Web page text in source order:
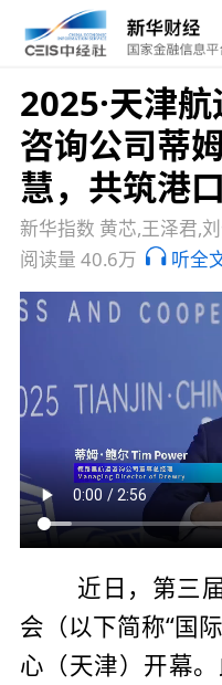
2025·天津
咨询公司蒂
慧，共筑港
新华指数 黄芯,王泽君,
阅读量 40.6万
听全
近日，第三届
会（以下简称“国
心（天津）开幕